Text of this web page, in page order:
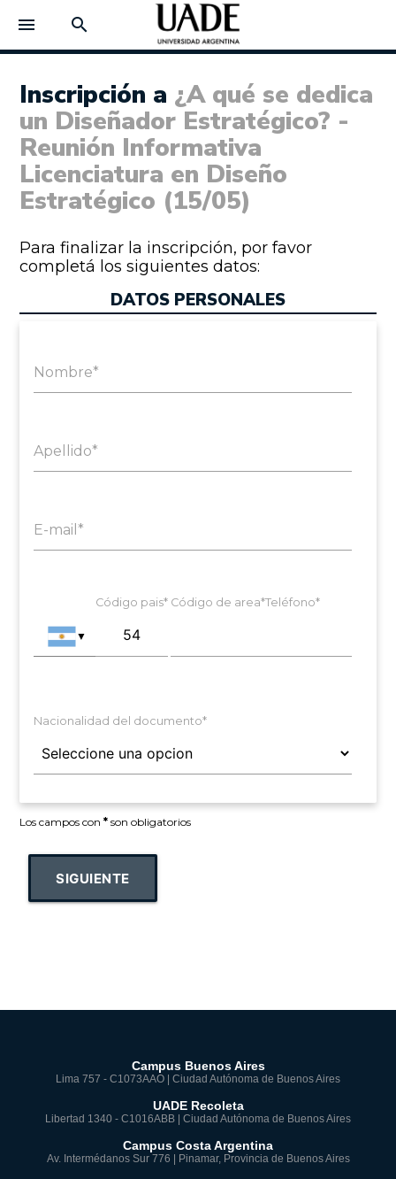
menu search
Inscripción a ¿A qué se dedica
un Diseñador Estratégico? -
Reunión Informativa
Licenciatura en Diseño
Estratégico (15/05)
Para finalizar la inscripción, por favor
completá los siguientes datos:
DATOS PERSONALES
Nombre*
Apellido*
E-mail*
▼
Código pais* Código de area*Teléfono*
Nacionalidad del documento*
Los campos con* son obligatorios
SIGUIENTE
Campus Buenos Aires
Lima 757 - C1073AAO | Ciudad Autónoma de Buenos Aires
UADE Recoleta
Libertad 1340 - C1016ABB | Ciudad Autónoma de Buenos Aires
Campus Costa Argentina
Av. Intermédanos Sur 776 | Pinamar, Provincia de Buenos Aires